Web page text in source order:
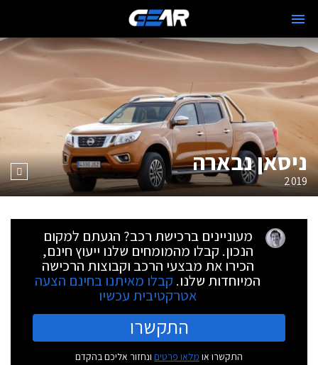
ניסאן נבארה
2019
מעוניינים ברכישת רכב? הגעתם למקום
הנכון. קבלו מהמומחים שלנו ייעוץ חינם,
הכירו את מבצעי הרכב וקבוצות הרכישה
המיוחדות שלנו. קבלו מאיתנו בחינם הצעה
אטרקטיבית עכשיו
התקשרו
התקשרו או מלאו פרטים ונחזור אליכם בהקדם